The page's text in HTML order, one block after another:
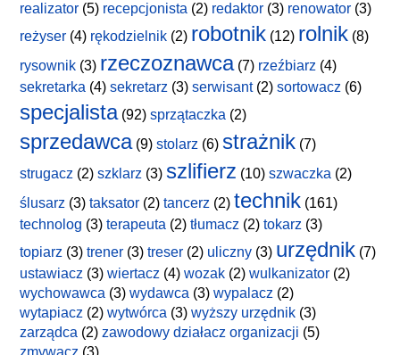
realizator (5) recepcjonista (2) redaktor (3) renowator (3)
reżyser (4) rękodzielnik (2) robotnik (12) rolnik (8)
rysownik (3) rzeczoznawca(7) rzeźbiarz (4)
sekretarka (4) sekretarz (3) serwisant(2) sortowacz (6)
specjalista(92) sprzątaczka (2)
sprzedawca(9) stolarz (6) strażnik (7)
strugacz (2) szklarz (3) szlifierz (10) szwaczka (2)
ślusarz (3) taksator (2) tancerz (2) technik (161)
technolog (3) terapeuta (2) tłumacz (2) tokarz (3)
topiarz (3) trener (3) treser (2) uliczny (3) urzędnik (7)
ustawiacz (3) wiertacz (4) wozak (2) wulkanizator (2)
wychowawca (3) wydawca (3) wypalacz (2)
wytapiacz (2) wytwórca (3) wyższy urzędnik (3)
zarządca (2) zawodowy działacz organizacji (5)